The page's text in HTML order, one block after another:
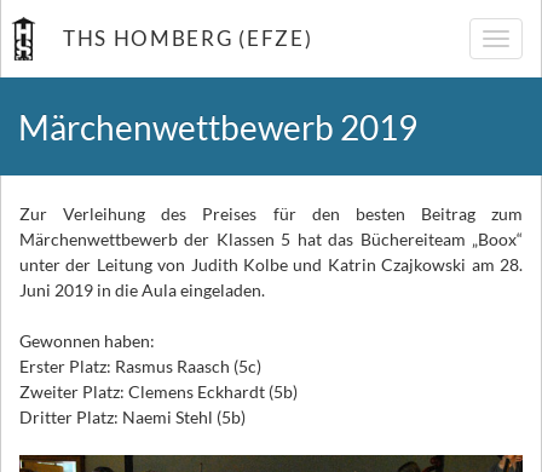
THS HOMBERG (EFZE)
Märchenwettbewerb 2019
Zur Verleihung des Preises für den besten Beitrag zum
Märchenwettbewerb der Klassen 5 hat das Büchereiteam „Boox“
unter der Leitung von Judith Kolbe und Katrin Czajkowski am 28.
Juni 2019 in die Aula eingeladen.
Gewonnen haben:
Erster Platz: Rasmus Raasch (5c)
Zweiter Platz: Clemens Eckhardt (5b)
Dritter Platz: Naemi Stehl (5b)